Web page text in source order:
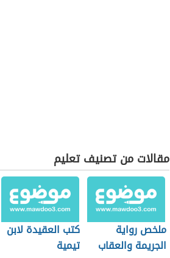
مقالات من تصنيف تعليم
ملخص رواية
الجريمة والعقاب
كتب العقيدة لابن
تيمية